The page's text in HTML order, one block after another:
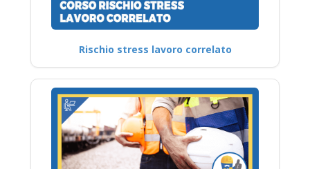
Rischio stress lavoro correlato